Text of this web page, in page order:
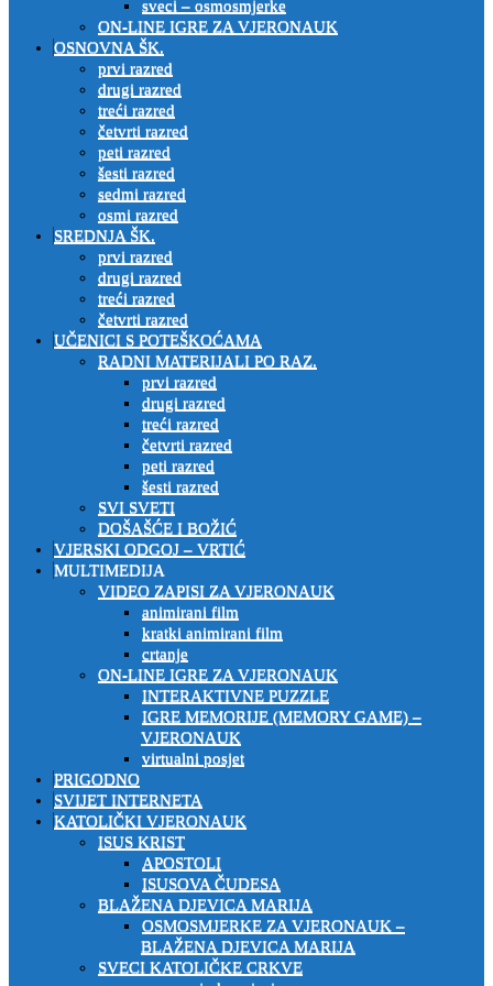
sveci – osmosmjerke
ON-LINE IGRE ZA VJERONAUK
OSNOVNA ŠK.
prvi razred
drugi razred
treći razred
četvrti razred
peti razred
šesti razred
sedmi razred
osmi razred
SREDNJA ŠK.
prvi razred
drugi razred
treći razred
četvrti razred
UČENICI S POTEŠKOĆAMA
RADNI MATERIJALI PO RAZ.
prvi razred
drugi razred
treći razred
četvrti razred
peti razred
šesti razred
SVI SVETI
DOŠAŠĆE I BOŽIĆ
VJERSKI ODGOJ – VRTIĆ
MULTIMEDIJA
VIDEO ZAPISI ZA VJERONAUK
animirani film
kratki animirani film
crtanje
ON-LINE IGRE ZA VJERONAUK
INTERAKTIVNE PUZZLE
IGRE MEMORIJE (MEMORY GAME) –
VJERONAUK
virtualni posjet
PRIGODNO
SVIJET INTERNETA
KATOLIČKI VJERONAUK
ISUS KRIST
APOSTOLI
ISUSOVA ČUDESA
BLAŽENA DJEVICA MARIJA
OSMOSMJERKE ZA VJERONAUK –
BLAŽENA DJEVICA MARIJA
SVECI KATOLIČKE CRKVE